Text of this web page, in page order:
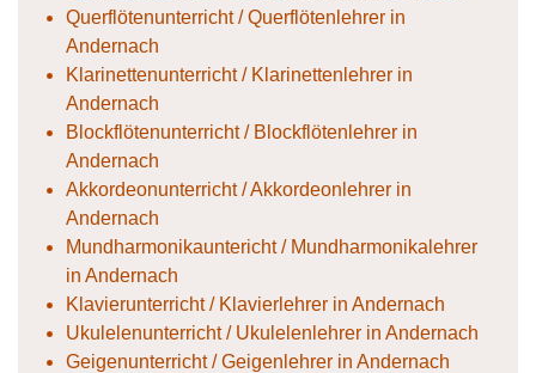
Querflötenunterricht / Querflötenlehrer in
Andernach
Klarinettenunterricht / Klarinettenlehrer in
Andernach
Blockflötenunterricht / Blockflötenlehrer in
Andernach
Akkordeonunterricht / Akkordeonlehrer in
Andernach
Mundharmonikauntericht / Mundharmonikalehrer
in Andernach
Klavierunterricht / Klavierlehrer in Andernach
Ukulelenunterricht / Ukulelenlehrer in Andernach
Geigenunterricht / Geigenlehrer in Andernach